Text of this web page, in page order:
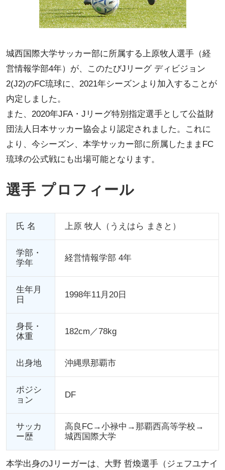
城西国際大学サッカー部に所属する上原牧人選手（経
営情報学部4年）が、このたびJリーグ ディビジョン
2(J2)のFC琉球に、2021年シーズンより加入することが
内定しました。
また、2020年JFA・Jリーグ特別指定選手として公益財
団法人日本サッカー協会より認定されました。これに
より、今シーズン、本学サッカー部に所属したままFC
琉球の公式戦にも出場可能となります。
選手 プロフィール
氏 名 上原 牧人（うえはら まきと）
学部・
学年
経営情報学部 4年
生年月
日
1998年11月20日
身長・
体重
182cm／78kg
出身地 沖縄県那覇市
ポジシ
ョン
DF
サッカ
ー歴
高良FC→小禄中→那覇西高等学校→
城西国際大学
本学出身のJリーガーは、大野 哲煥選手（ジェフユナイ